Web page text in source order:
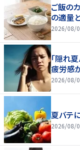
ご飯の
の適量
2026/08/
「隠れ
疲労感
2026/08/
夏バテ
2026/08/